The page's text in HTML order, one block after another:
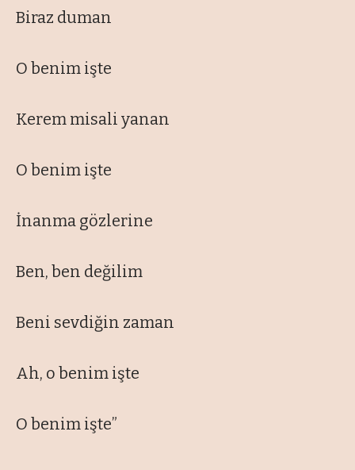
Biraz duman
O benim işte
Kerem misali yanan
O benim işte
İnanma gözlerine
Ben, ben değilim
Beni sevdiğin zaman
Ah, o benim işte
O benim işte”